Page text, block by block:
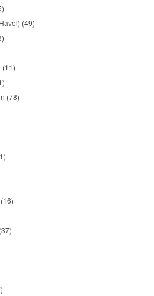
(49)
(11)
(78)
(16)
(37)